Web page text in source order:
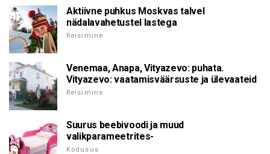
Aktiivne puhkus Moskvas talvel
nädalavahetustel lastega
Reisimine
Venemaa, Anapa, Vityazevo: puhata.
Vityazevo: vaatamisväärsuste ja ülevaateid
Reisimine
Suurus beebivoodi ja muud
valikparameetrites-
Kodusus